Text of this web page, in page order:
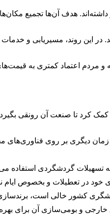
هدف آن‌ها تجمیع
در این روند، مسیریابی و
اعتماد کمتری به قیمت‌های
تا صنعت آن رونقی
دیگری بر روی فناوری‌های
گردشگردی استفاده
در تعطیلات و بخصوص
کشور خالی است، برندسازی
خارجی و بومی‌سازی آن برای